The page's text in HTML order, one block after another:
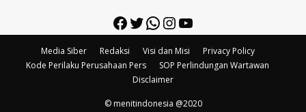
Facebook
Twitter
WhatsApp
Instagram
YouTube
Media Siber Redaksi Visi dan Misi
Privacy Policy
Kode Perilaku Perusahaan Pers
SOP Perlindungan Wartawan
Disclaimer
© menitindonesia @2020